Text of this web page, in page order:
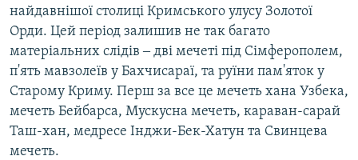
найдавнішої столиці Кримського улусу Золотої
Орди. Цей період залишив не так багато
матеріальних слідів ‒ дві мечеті під Сімферополем,
п'ять мавзолеїв у Бахчисараї, та руїни пам'яток у
Старому Криму. Перш за все це мечеть хана Узбека,
мечеть Бейбарса, Мускусна мечеть, караван-сарай
Таш-хан, медресе Інджи-Бек-Хатун та Свинцева
мечеть.